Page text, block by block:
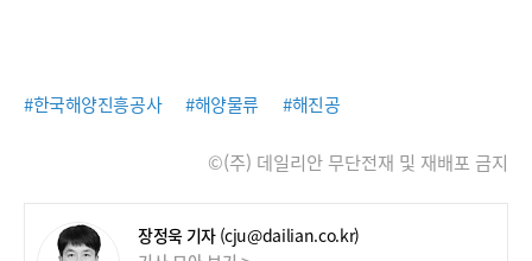
#한국해양진흥공사 #해양물류 #해진공
©(주) 데일리안 무단전재 및 재배포 금지
장정욱 기자 (cju@dailian.co.kr)